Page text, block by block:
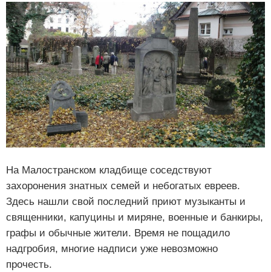
На Малостранском кладбище соседствуют
захоронения знатных семей и небогатых евреев.
Здесь нашли свой последний приют музыканты и
священники, капуцины и миряне, военные и банкиры,
графы и обычные жители. Время не пощадило
надгробия, многие надписи уже невозможно
прочесть.